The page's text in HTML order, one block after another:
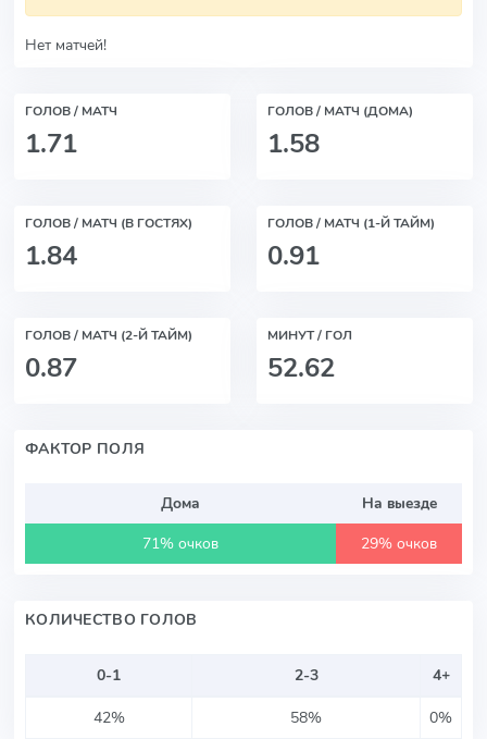
Нет матчей!
ГОЛОВ / МАТЧ
1.71
ГОЛОВ / МАТЧ (ДОМА)
1.58
ГОЛОВ / МАТЧ (В ГОСТЯХ)
1.84
ГОЛОВ / МАТЧ (1-Й ТАЙМ)
0.91
ГОЛОВ / МАТЧ (2-Й ТАЙМ)
0.87
МИНУТ / ГОЛ
52.62
ФАКТОР ПОЛЯ
Дома
На выезде
71% очков
29% очков
КОЛИЧЕСТВО ГОЛОВ
0-1 2-3
4+
42%
58% 0%